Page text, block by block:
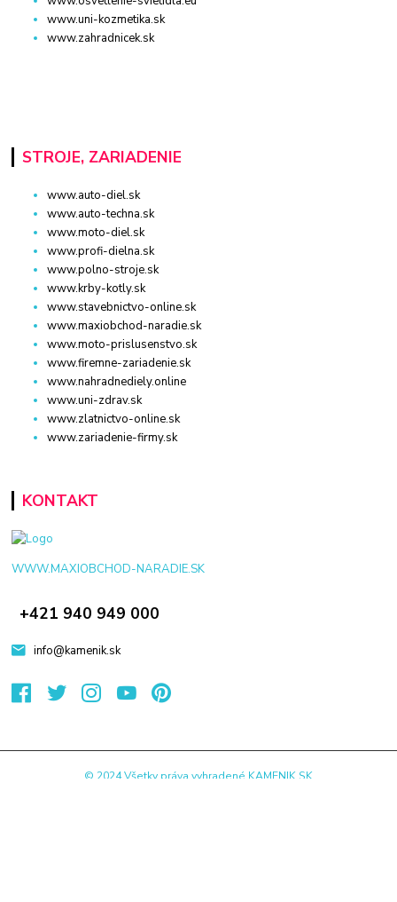
www.uni-kozmetika.sk
www.zahradnicek.sk
STROJE, ZARIADENIE
www.auto-diel.sk
www.auto-techna.sk
www.moto-diel.sk
www.profi-dielna.sk
www.polno-stroje.sk
www.krby-kotly.sk
www.stavebnictvo-online.sk
www.maxiobchod-naradie.sk
www.moto-prislusenstvo.sk
www.firemne-zariadenie.sk
www.nahradnediely.online
www.uni-zdrav.sk
www.zlatnictvo-online.sk
www.zariadenie-firmy.sk
KONTAKT
WWW.MAXIOBCHOD-NARADIE.SK
+421 940 949 000
info@kamenik.sk
© 2024 Všetky práva vyhradené KAMENIK.SK